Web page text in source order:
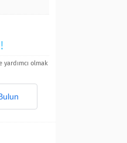
olmak